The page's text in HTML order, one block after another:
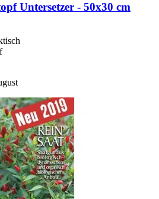
Untersetzer -​ 50x30 cm